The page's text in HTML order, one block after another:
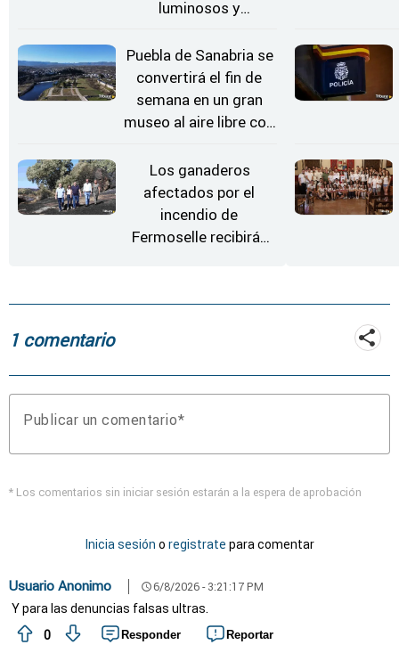
luminosos y
Estrellas
Puebla de Sanabria se
convertirá el fin de
semana en un gran
museo al aire libre con
Los ganaderos
afectados por el
incendio de
Fermoselle recibirán
1 comentario
Publicar un comentario
* Los comentarios sin iniciar sesión estarán a la espera de aprobación
Inicia sesión o registrate para comentar
Usuario Anonimo schedule6/8/2026 - 3:21:17 PM
Y para las denuncias falsas ultras.
0
Responder Reportar